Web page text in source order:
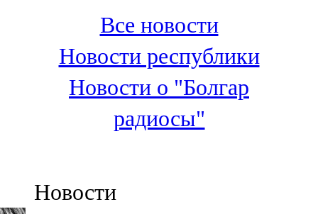
100,3 FM
Зәй
106,6 FM
Кадыбаш
105,2 FM
91,5 FM
Все новости
Новости республики
Новости о "Болгар
радиосы"
Новости